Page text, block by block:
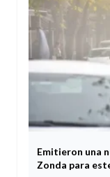
Emitieron una
Zonda para